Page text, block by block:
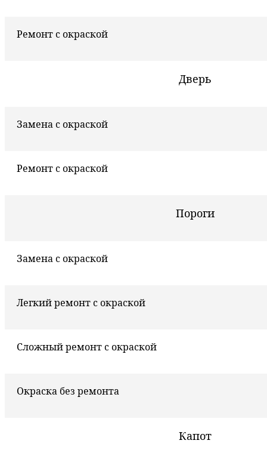
Ремонт с окраской
Дверь
Замена с окраской
Ремонт с окраской
Пороги
Замена с окраской
Легкий ремонт с окраской
Сложный ремонт с окраской
Окраска без ремонта
Капот